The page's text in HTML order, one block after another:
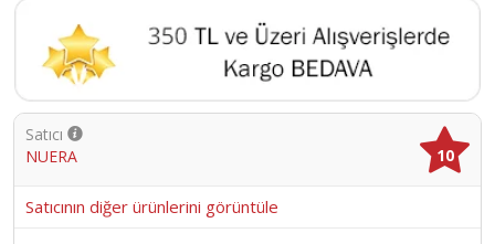
Satıcı
NUERA
10
Satıcının diğer ürünlerini görüntüle